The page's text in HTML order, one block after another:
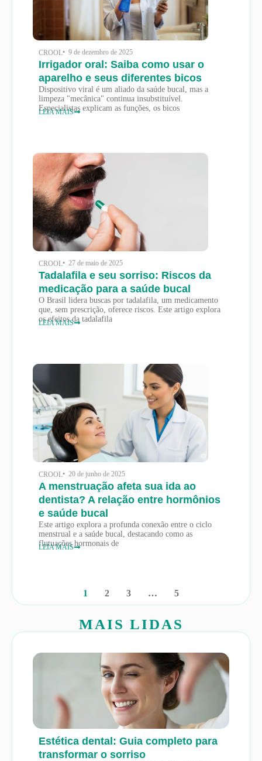
CROOL• 9 de dezembro de 2025
Irrigador oral: Saiba como usar o
aparelho e seus diferentes bicos
Dispositivo viral é um aliado da saúde bucal, mas a
limpeza "mecânica" continua insubstituível.
Especialistas explicam as funções, os bicos
LEIA MAIS
CROOL• 27 de maio de 2025
Tadalafila e seu sorriso: Riscos da
medicação para a saúde bucal
O Brasil lidera buscas por tadalafila, um medicamento
que, sem prescrição, oferece riscos. Este artigo explora
os efeitos da tadalafila
LEIA MAIS
CROOL• 20 de junho de 2025
A menstruação afeta sua ida ao
dentista? A relação entre hormônios
e saúde bucal
Este artigo explora a profunda conexão entre o ciclo
menstrual e a saúde bucal, destacando como as
flutuações hormonais de
LEIA MAIS
1 2 3 … 5
MAIS LIDAS
Estética dental: Guia completo para
transformar o sorriso